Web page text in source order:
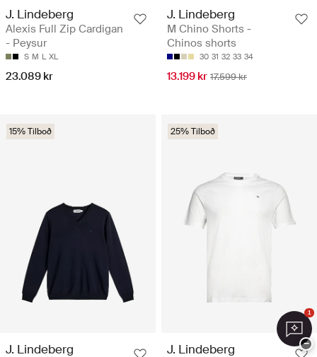
J. Lindeberg
Alexis Full Zip Cardigan
- Peysur
S M L XL
23.089 kr
J. Lindeberg
M Chino Shorts -
Chinos shorts
30 31 32 33 34
13.199 kr 17.599 kr
15% Tilboð
J. Lindeberg
25% Tilboð
J. Lindeberg
1
−